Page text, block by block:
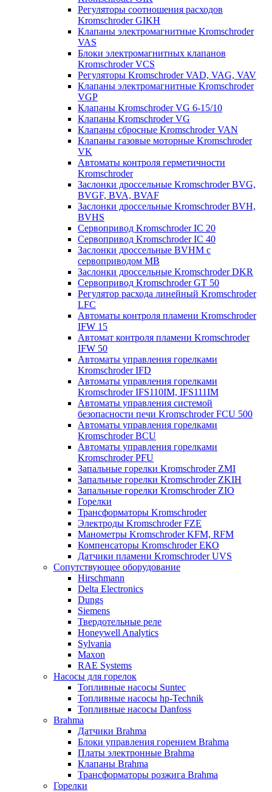
Регуляторы соотношения расходов
Kromschroder GIKH
Клапаны электромагнитные Kromschroder
VAS
Блоки электромагнитных клапанов
Kromschroder VCS
Регуляторы Kromschroder VAD, VAG, VAV
Клапаны электромагнитные Kromschroder
VGP
Клапаны Kromschroder VG 6-15/10
Клапаны Kromschroder VG
Клапаны сбросные Kromschroder VAN
Клапаны газовые моторные Kromschroder
VK
Автоматы контроля герметичности
Kromschroder
Заслонки дроссельные Kromschroder BVG,
BVGF, BVA, BVAF
Заслонки дроссельные Kromschroder BVH,
BVHS
Сервопривод Kromschroder IC 20
Сервопривод Kromschroder IC 40
Заслонки дроссельные BVHM с
сервоприводом МВ
Заслонки дроссельные Kromschroder DKR
Cервопривод Kromschroder GT 50
Регулятор расхода линейный Kromschroder
LFC
Автоматы контроля пламени Kromschroder
IFW 15
Автомат контроля пламени Kromschroder
IFW 50
Автоматы управления горелками
Kromschroder IFD
Автоматы управления горелками
Kromschroder IFS110IM, IFS111IM
Автоматы управления системой
безопасности печи Kromschroder FCU 500
Автоматы управления горелками
Kromschroder BCU
Автоматы управления горелками
Kromschroder PFU
Запальные горелки Kromschroder ZМI
Запальные горелки Kromschroder ZKIH
Запальные горелки Kromschroder ZIO
Горелки
Трансформаторы Kromschroder
Электроды Kromschroder FZE
Манометры Kromschroder KFM, RFM
Компенсаторы Kromschroder ЕКО
Датчики пламени Kromschroder UVS
Сопутствующее оборудование
Hirschmann
Delta Electronics
Dungs
Siemens
Твердотельные реле
Honeywell Analytics
Sylvania
Maxon
RAE Systems
Насосы для горелок
Топливные насосы Suntec
Топливные насосы hp-Technik
Топливные насосы Danfoss
Brahma
Датчики Brahma
Блоки управления горением Brahma
Платы электронные Brahma
Клапаны Brahma
Трансформаторы розжига Brahma
Горелки